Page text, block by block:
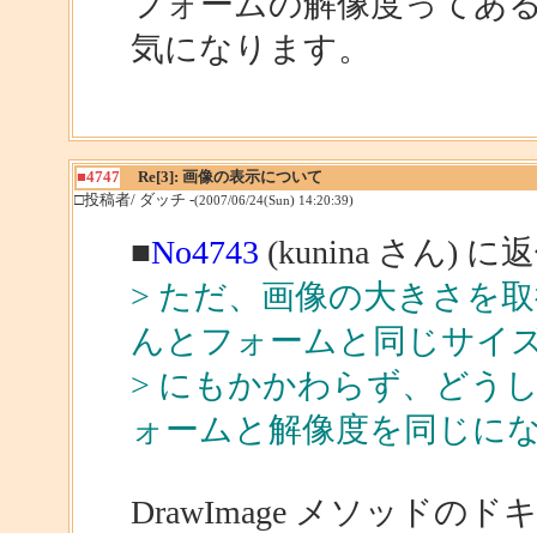
気になります。
■4747
Re[3]: 画像の表示について
□投稿者/ ダッチ -(2007/06/24(Sun) 14:20:39)
■No4743 (kunina さん) に
> ただ、画像の大きさを
んとフォームと同じサイ
> にもかかわらず、どう
ォームと解像度を同じに
DrawImage メソッドのド